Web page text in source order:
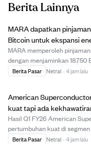
Berita Lainnya
MARA dapatkan
Bitcoin untuk ekspansi
MARA memperoleh
dengan menjaminkan 18.750
miliar untuk mendanai
Berita Pasar Netral · 4 jam lalu
American
kuat tapi ada
setelah hasil Q1 FY26.
Hasil Q1 FY26 American
pertumbuhan kuat di
Grid dan NWL melemah,
Berita Pasar Netral · 4 jam lalu